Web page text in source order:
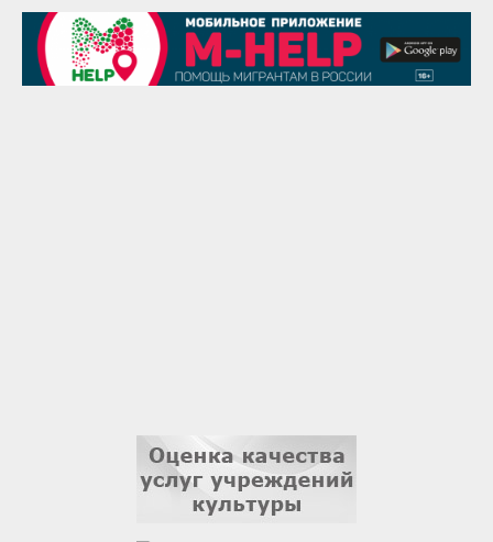
29 августа
Надежда Рослова